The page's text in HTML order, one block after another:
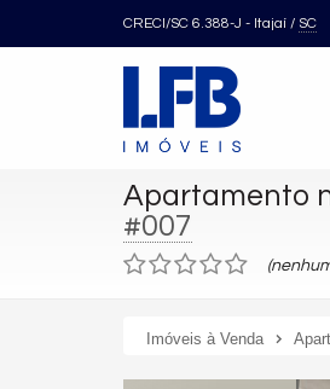
CRECI/SC 6.388-J - Itajaí / SC
Apartamento
#007
Imóveis à Venda